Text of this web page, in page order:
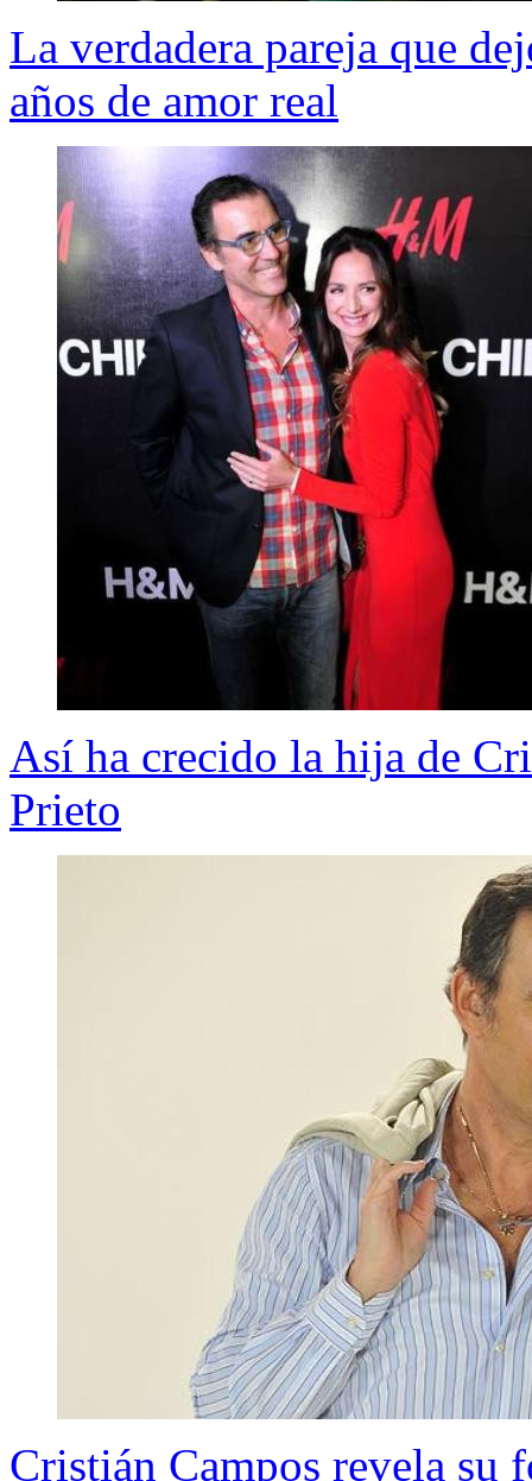
La verdadera pareja que
años de amor real
Así ha crecido la hija de
Prieto
Cristián Campos revela su